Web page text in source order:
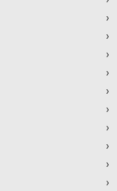
›
›
›
›
›
›
›
›
›
›